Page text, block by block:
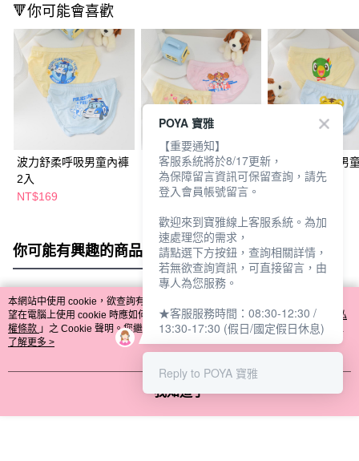
🔻你可能會喜歡
波力舒柔呼吸男童內褲
2入
NT$169
汪汪隊舒柔呼吸女童內
褲2入
NT$149
巧虎舒柔呼吸男
2入
你可能有興趣的商品 全站排行
熱門標籤
本網站中使用 cookie，欲查詢有關本網站使用 cookie 方式之詳情，及若您不希
望在電腦上使用 cookie 時應如何變更電腦的 cookie 設定，請參閱本網站「
隱私
權條款 」之 Cookie 聲明。您繼續使用本網站即表示您同意本公司得按本網站使
用條款之 Cookie 聲明使用 cookie。
了解更多 >
我知道了
POYA 寶雅
【重要通知】
客服系統將於8/17更新，
為保障留言資訊可保留查詢，請先
登入會員帳號留言。
歡迎來到寶雅線上客服系統。為加
速處理您的需求，
請點選下方按鈕，查詢相關詳情，
若無欲查詢資訊，可直接留言，由
專人為您服務。
★客服服務時間：08:30-12:30 /
13:30-17:30 (假日/國定假日休息)
Reply to POYA 寶雅